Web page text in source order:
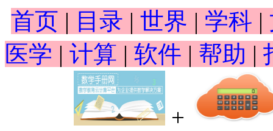
首页 | 目录 | 世界 | 学科 |
医学 | 计算 | 软件 | 帮助 |
+